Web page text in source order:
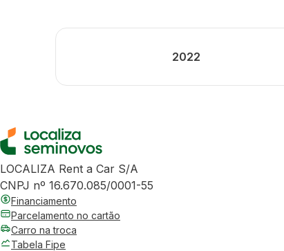
2022
LOCALIZA Rent a Car S/A
CNPJ nº 16.670.085/0001-55
Financiamento
Parcelamento no cartão
Carro na troca
Tabela Fipe